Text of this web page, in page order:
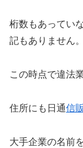
桁数もあってい
記もありません。
この時点で違法
住所にも日通信販
大手企業の名前